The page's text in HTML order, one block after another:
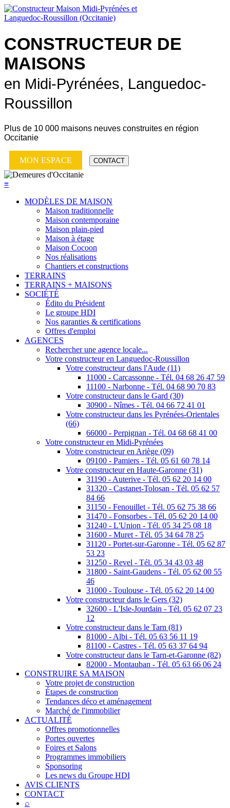
CONSTRUCTEUR DE
MAISONS
en Midi-Pyrénées, Languedoc-
Roussillon
Plus de 10 000 maisons neuves construites en région
Occitanie
MON ESPACE CONTACT
≡
MODÈLES DE MAISON
Maison traditionnelle
Maison contemporaine
Maison plain-pied
Maison à étage
Maison Cocoon
Nos réalisations
Chantiers et constructions
TERRAINS
TERRAINS + MAISONS
SOCIÉTÉ
Édito du Président
Le groupe HDI
Nos garanties & certifications
Offres d'emploi
AGENCES
Rechercher une agence locale...
Votre constructeur en Languedoc-Roussillon
Votre constructeur dans l'Aude (11)
11000 - Carcassonne - Tél. 04 68 26 47 59
11100 - Narbonne - Tél. 04 68 90 70 83
Votre constructeur dans le Gard (30)
30900 - Nîmes - Tél. 04 66 72 41 01
Votre constructeur dans les Pyrénées-Orientales
(66)
66000 - Perpignan - Tél. 04 68 68 41 00
Votre constructeur en Midi-Pyrénées
Votre constructeur en Ariège (09)
09100 - Pamiers - Tél. 05 61 60 78 14
Votre constructeur en Haute-Garonne (31)
31190 - Auterive - Tél. 05 62 20 14 00
31320 - Castanet-Tolosan - Tél. 05 62 57
84 66
31150 - Fenouillet - Tél. 05 62 75 38 66
31470 - Fonsorbes - Tél. 05 62 20 14 00
31240 - L'Union - Tél. 05 34 25 08 18
31600 - Muret - Tél. 05 34 64 78 25
31120 - Portet-sur-Garonne - Tél. 05 62 87
53 23
31250 - Revel - Tél. 05 34 43 03 48
31800 - Saint-Gaudens - Tél. 05 62 00 55
46
31000 - Toulouse - Tél. 05 62 20 14 00
Votre constructeur dans le Gers (32)
32600 - L'Isle-Jourdain - Tél. 05 62 07 23
12
Votre constructeur dans le Tarn (81)
81000 - Albi - Tél. 05 63 56 11 19
81100 - Castres - Tél. 05 63 37 64 94
Votre constructeur dans le Tarn-et-Garonne (82)
82000 - Montauban - Tél. 05 63 66 06 24
CONSTRUIRE SA MAISON
Votre projet de construction
Étapes de construction
Tendances déco et aménagement
Marché de l'immobilier
ACTUALITÉ
Offres promotionnelles
Portes ouvertes
Foires et Salons
Programmes immobiliers
Sponsoring
Les news du Groupe HDI
AVIS CLIENTS
CONTACT
⌕